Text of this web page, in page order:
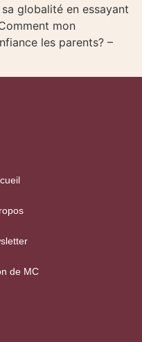
globalité en essayant
mon
les parents? –
de MC